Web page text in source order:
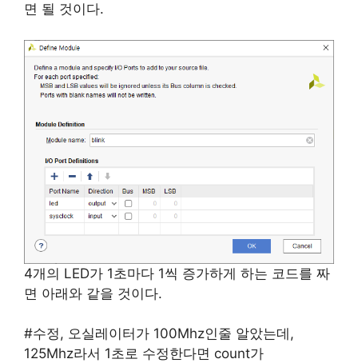
면 될 것이다.
4개의 LED가 1초마다 1씩 증가하게 하는 코드를 짜
면 아래와 같을 것이다.
#수정, 오실레이터가 100Mhz인줄 알았는데,
125Mhz라서 1초로 수정한다면 count가